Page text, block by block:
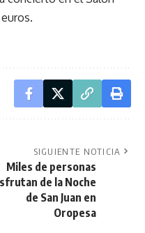
SIGUIENTE NOTICIA
Miles de personas
de la Noche
de San Juan en
Oropesa